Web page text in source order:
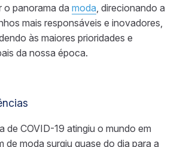
o panorama da moda, direcionando a
mais responsáveis e inovadores,
às maiores prioridades e
da nossa época.
de COVID-19 atingiu o mundo em
de moda surgiu quase do dia para a